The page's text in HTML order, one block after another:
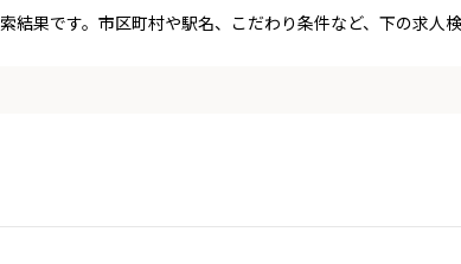
果です。市区町村や駅名、こだわり条件など、下の求人